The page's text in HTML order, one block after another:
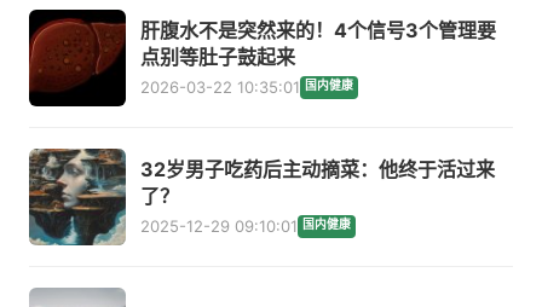
肝腹水不是突然来的！4个信号3个管理要
点别等肚子鼓起来
2026-03-22 10:35:01 国内健康
32岁男子吃药后主动摘菜：他终于活过来
了？
2025-12-29 09:10:01 国内健康